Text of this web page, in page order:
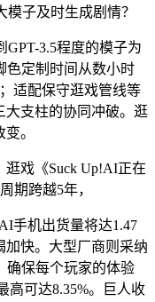
模子及时生成剧情？
3.5程度的模子为
色定制时间从数小时
适配保守逛戏管线等
大支柱的协同冲破。逛
。
戏《Suck Up!AI正在
期跨越5年，
机出货量将达1.47
快。大型厂商则采纳
确保每个玩家的体验
高可达8.35%。巨人收